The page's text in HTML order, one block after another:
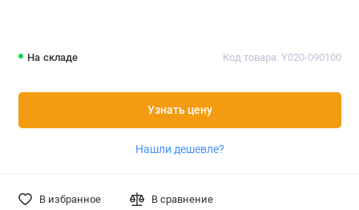
На складе Код товара: Y020-090100
Узнать цену
Нашли дешевле?
В избранное В сравнение